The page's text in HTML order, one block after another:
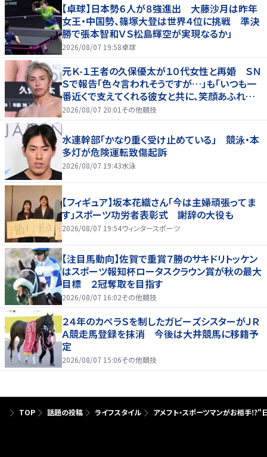
【卓球】日本勢６人が８強進出 大藤沙月は昨年
女王・中国勢、篠塚大登は世界４位に挑戦 準決
勝で張本智和ＶＳ松島輝空が実現なるか」
2026/08/07 19:58卓球
元Ｋ-１王者の久保優太が１０代女性と再婚 ＳＮ
Ｓで報告「色々言われそうですが…」も「いつも一
番近くで支えてくれる彼女と共に、笑顔あふれる
家庭を築いていきたい」
2026/08/07 20:01 その他競技
水連幹部「かなり重く受け止めている」 競泳・本
多灯が危険運転致傷起訴
2026/08/07 19:43水泳
【フィギュア】坂本花織さん「今は主婦頑張ってま
す」スポーツ功労者表彰式 謝辞の大役も
2026/08/07 19:54ウィンタースポーツ
【注目馬動向】佐賀で重賞７勝のサキドリトッケン
はスポーツ報知杯ロータスクラウン賞が秋の最大
目標 ２冠奪取を目指す
2026/08/07 16:02その他競技
２４年のカペラＳを制したガビーズシスターがＪＲ
Ａ競走馬登録を抹消 今後は大井競馬に移籍予
定
2026/08/07 15:06その他競技
TOP 話題の投稿 ライフスタイル アメフト・スポーツマンがお相手⁉︎"